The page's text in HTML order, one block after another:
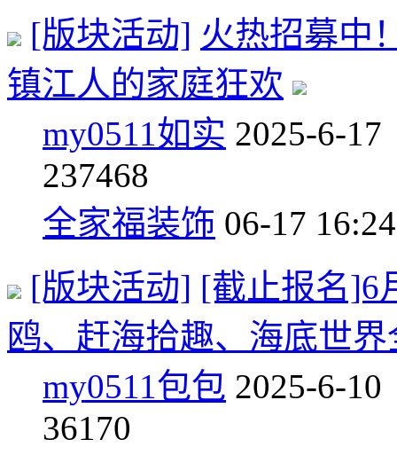
[版块活动] 火热招募中
镇江人的家庭狂欢
my0511如实 2025-6-17
237468
全家福装饰 06-17 16:24
[版块活动] [截止报名]6
鸥、赶海拾趣、海底世
my0511包包 2025-6-10
36170